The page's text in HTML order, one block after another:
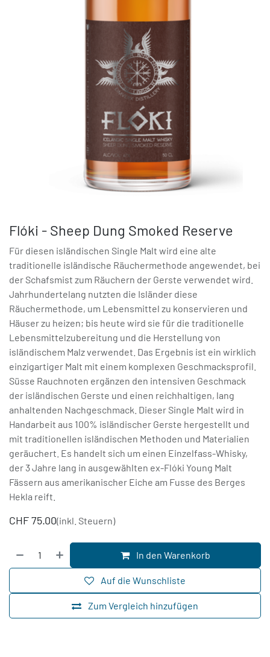
Flóki - Sheep Dung Smoked Reserve
Für diesen isländischen Single Malt wird eine alte
traditionelle isländische Räuchermethode angewendet, bei
der Schafsmist zum Räuchern der Gerste verwendet wird.
Jahrhundertelang nutzten die Isländer diese
Räuchermethode, um Lebensmittel zu konservieren und
Häuser zu heizen; bis heute wird sie für die traditionelle
Lebensmittelzubereitung und die Herstellung von
isländischem Malz verwendet. Das Ergebnis ist ein wirklich
einzigartiger Malt mit einem komplexen Geschmacksprofil.
Süsse Rauchnoten ergänzen den intensiven Geschmack
der isländischen Gerste und einen reichhaltigen, lang
anhaltenden Nachgeschmack. Dieser Single Malt wird in
Handarbeit aus 100% isländischer Gerste hergestellt und
mit traditionellen isländischen Methoden und Materialien
geräuchert. Es handelt sich um einen Einzelfass-Whisky,
der 3 Jahre lang in ausgewählten ex-Flóki Young Malt
Fässern aus amerikanischer Eiche am Fusse des Berges
Hekla reift.
CHF75.00(inkl. Steuern)
In den Warenkorb
Zum Vergleich hinzufügen
Auf die Wunschliste